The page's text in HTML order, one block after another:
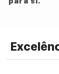
Type:True
Noise